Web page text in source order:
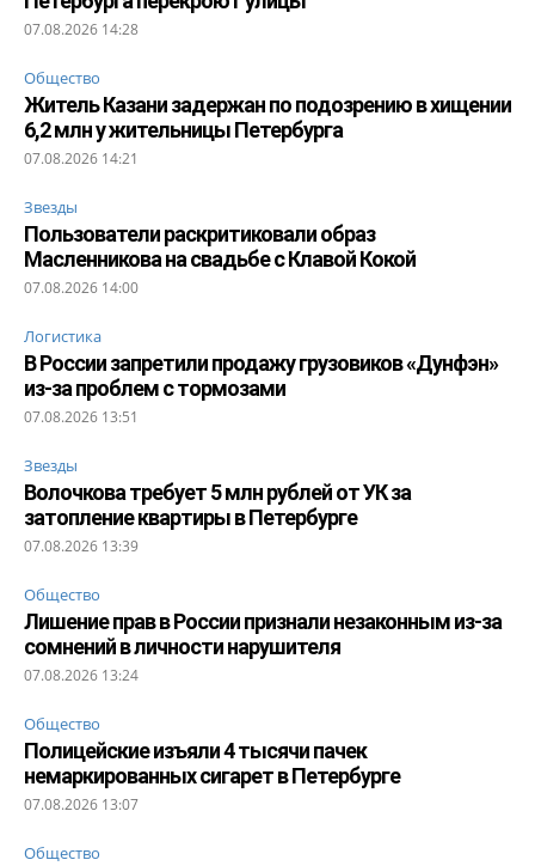
07.08.2026 14:28
Общество
Житель Казани задержан по подозрению в хищении
6,2 млн у жительницы Петербурга
07.08.2026 14:21
Звезды
Пользователи раскритиковали образ
Масленникова на свадьбе с Клавой Кокой
07.08.2026 14:00
Логистика
В России запретили продажу грузовиков «Дунфэн»
из-за проблем с тормозами
07.08.2026 13:51
Звезды
Волочкова требует 5 млн рублей от УК за
затопление квартиры в Петербурге
07.08.2026 13:39
Общество
Лишение прав в России признали незаконным из-за
сомнений в личности нарушителя
07.08.2026 13:24
Общество
Полицейские изъяли 4 тысячи пачек
немаркированных сигарет в Петербурге
07.08.2026 13:07
Общество